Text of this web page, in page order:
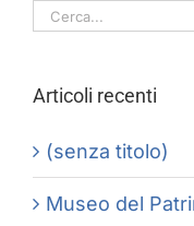
Cerca
Articoli recenti
(senza titolo)
Museo del